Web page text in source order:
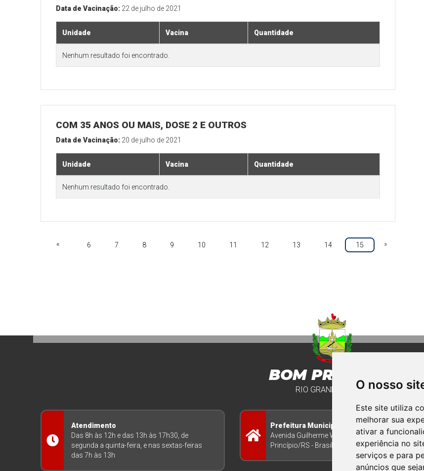
O nosso
Este site utiliza
melhorar sua
ativar a
experiência no
serviços e para
anúncios que
Data de Vacinação: 22 de julho de 2021
Unidade Vacina Quantidade
Nenhum resultado foi encontrado.
COM 35 ANOS OU MAIS, DOSE 2 E OUTROS
Data de Vacinação: 20 de julho de 2021
Unidade Vacina Quantidade
Nenhum resultado foi encontrado.
« 6 7 8 9 10 11 12 13 14 15 »
BOM PRINCIPIO
RIO GRANDE DO SUL
Atendimento
Das 8h às 12h e das 13h às 17h30, de
segunda a quinta-feira, e nas sextas-feiras
das 7h às 13h
Prefeitura Municipal
Avenida Guilherme Winter 65 - Centro Bom
Princípio/RS - Brasil CEP 95765-000